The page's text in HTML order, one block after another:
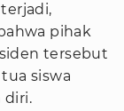
pihak
tersebut
siswa
diri.